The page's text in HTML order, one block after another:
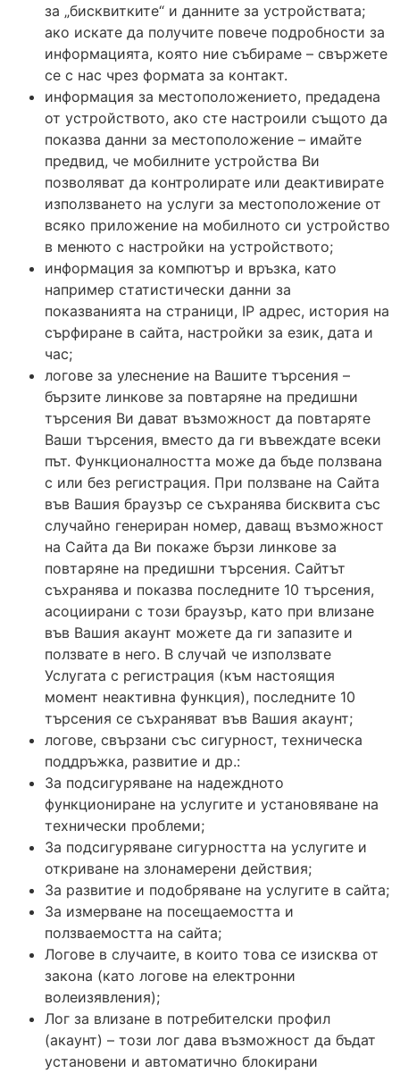
за „бисквитките“ и данните за устройствата;
ако искате да получите повече подробности за
информацията, която ние събираме – свържете
се с нас чрез формата за контакт.
информация за местоположението, предадена
от устройството, aко сте настроили същото да
показва данни за местоположение – имайте
предвид, че мобилните устройства Ви
позволяват да контролирате или деактивирате
използването на услуги за местоположение от
всяко приложение на мобилното си устройство
в менюто с настройки на устройството;
информация за компютър и връзка, като
например статистически данни за
показванията на страници, IP адрес, история на
сърфиране в сайта, настройки за език, дата и
час;
логове за улеснение на Вашите търсения –
бързите линкове за повтаряне на предишни
търсения Ви дават възможност да повтаряте
Ваши търсения, вместо да ги въвеждате всеки
път. Функционалността може да бъде ползвана
с или без регистрация. При ползване на Сайта
във Вашия браузър се съхранява бисквита със
случайно генериран номер, даващ възможност
на Сайта да Ви покаже бързи линкове за
повтаряне на предишни търсения. Сайтът
съхранява и показва последните 10 търсения,
асоциирани с този браузър, като при влизане
във Вашия акаунт можете да ги запазите и
ползвате в него. В случай че използвате
Услугата с регистрация (към настоящия
момент неактивна функция), последните 10
търсения се съхраняват във Вашия акаунт;
логове, свързани със сигурност, техническа
поддръжка, развитие и др.:
За подсигуряване на надеждното
функциониране на услугите и установяване на
технически проблеми;
За подсигуряване сигурността на услугите и
откриване на злонамерени действия;
За развитие и подобряване на услугите в сайта;
За измерване на посещаемостта и
ползваемостта на сайта;
Логове в случаите, в които това се изисква от
закона (като логове на електронни
волеизявления);
Лог за влизане в потребителски профил
(акаунт) – този лог дава възможност да бъдат
установени и автоматично блокирани